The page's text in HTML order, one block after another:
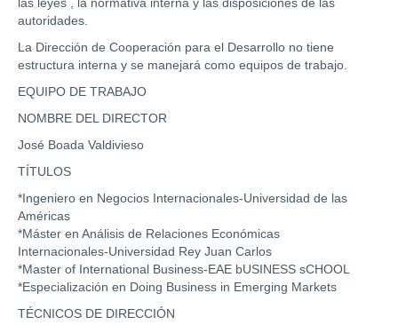
autoridades.
La Dirección de Cooperación para el Desarrollo no tiene
estructura interna y se manejará como equipos de trabajo.
EQUIPO DE TRABAJO
NOMBRE DEL DIRECTOR
José Boada Valdivieso
TÍTULOS
*Ingeniero en Negocios Internacionales-Universidad de las
Américas
*Máster en Análisis de Relaciones Económicas
Internacionales-Universidad Rey Juan Carlos
*Master of International Business-EAE bUSINESS sCHOOL
*Especialización en Doing Business in Emerging Markets
TÉCNICOS DE DIRECCIÓN